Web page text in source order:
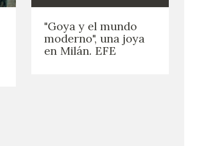
"Goya y el mundo
moderno", una joya
en Milán. EFE